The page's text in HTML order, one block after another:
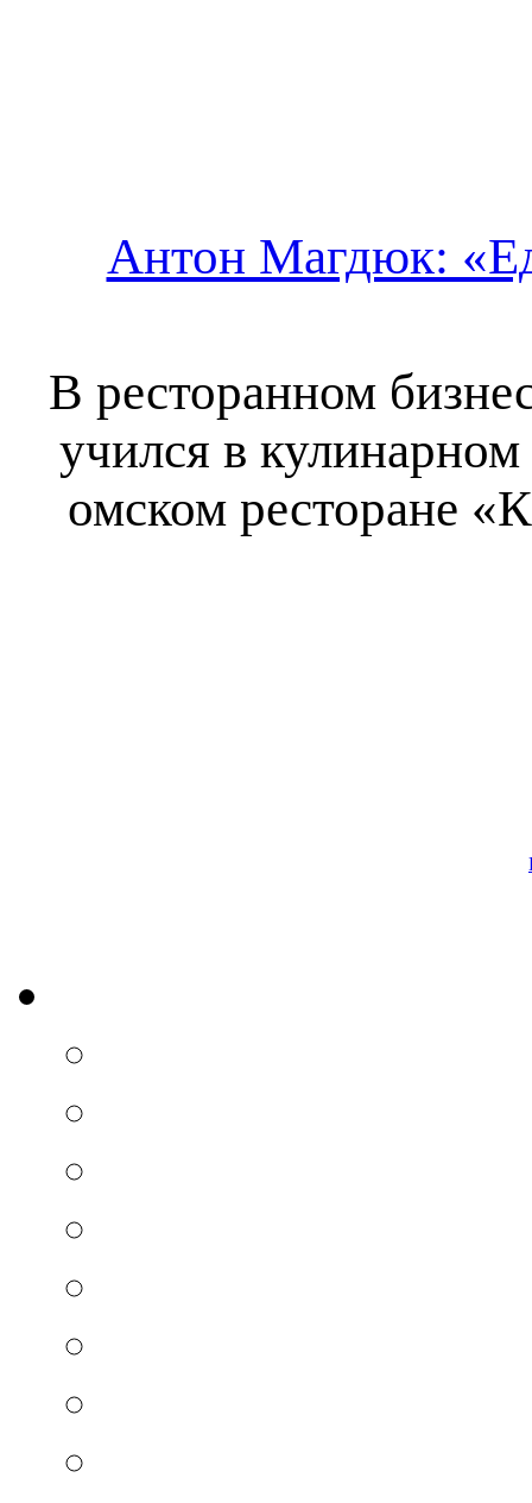
Антон Магдюк:
В ресторанном
учился в
омском ресторане